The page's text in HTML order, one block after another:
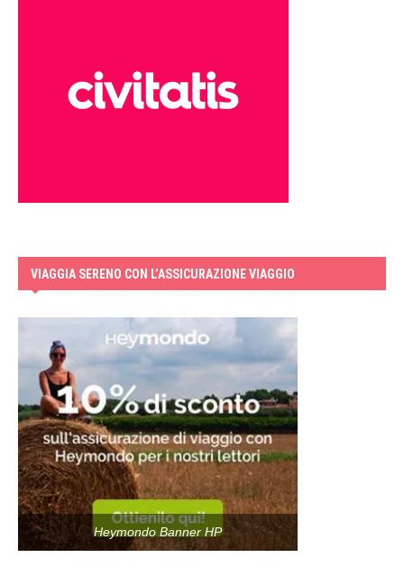
VIAGGIA SERENO CON L’ASSICURAZIONE VIAGGIO
Heymondo Banner HP